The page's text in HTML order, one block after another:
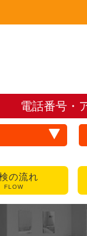
電話番号・
の流れ
FLOW